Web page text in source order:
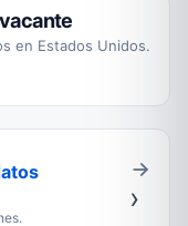
en Estados Unidos.